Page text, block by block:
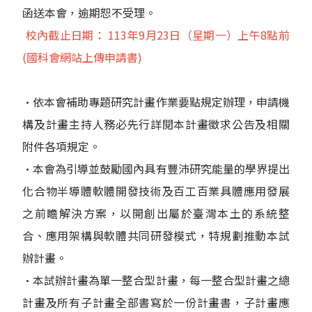
函送本會，逾期恕不受理。
校內截止日期： 113年9月23日（星期一）上午8點前
(國科會網站上傳申請書)
•依本會補助專題研究計畫作業要點規定辦理，申請機
構及計畫主持人務必先行詳閱本計畫徵求公告及相關
附件各項規定。
•本會為引導並鼓勵國內具有豐沛研究能量的學界提出
化合物半導體軟體開發技術及百工百業具體應用發展
之前瞻解決方案，以開創出屬於臺灣本土的系統整
合、應用架構與軟體共同研發模式，特規劃推動本試
辦計畫。
•本試辦計畫為單一整合型計畫，每一整合型計畫之總
計畫及所有子計畫全部書寫於一份計畫書，子計畫應